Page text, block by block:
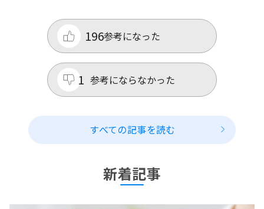
参考になった
196
参考にならなかった
1
すべての記事を読む
新着記事